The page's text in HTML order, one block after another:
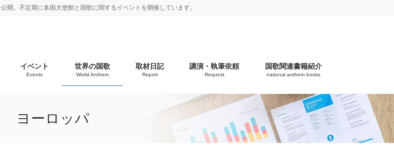
。不定期に各国大使館と国歌に関するイベントを開催しています。
イベント
Events
世界の国歌
World Anthem
取材日記
Report
講演・執筆依頼
Request
国歌関連書籍紹介
national anthem books
ヨーロッパ